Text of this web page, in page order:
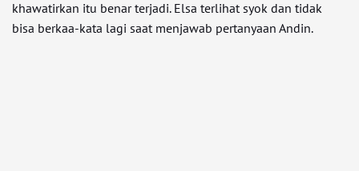
khawatirkan itu benar terjadi. Elsa terlihat syok dan tidak
bisa berkaa-kata lagi saat menjawab pertanyaan Andin.